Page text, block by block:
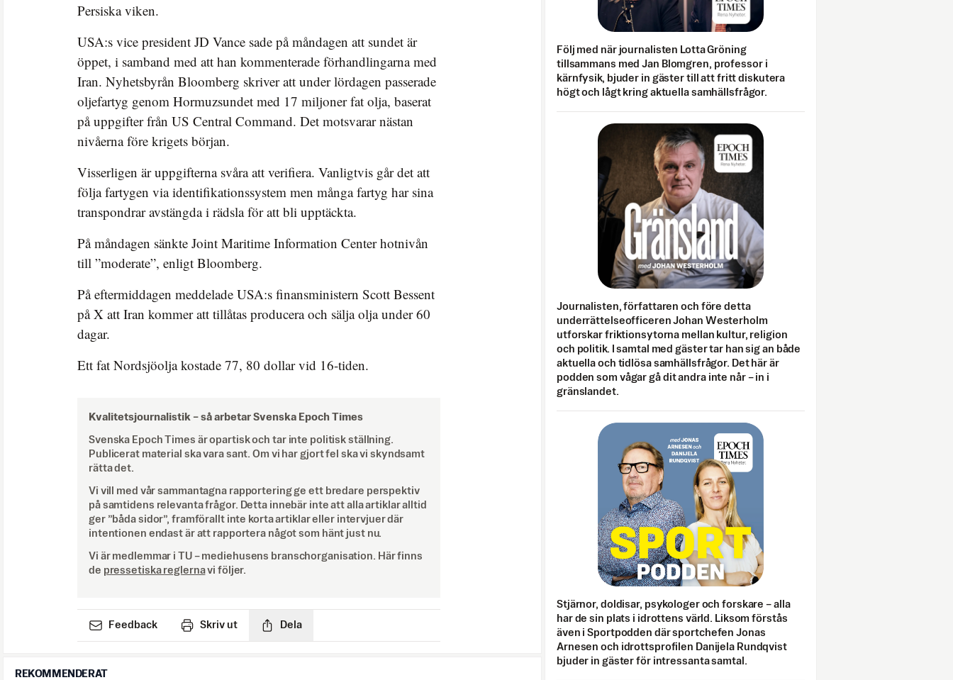
Persiska viken.
USA:s vice president JD Vance sade på måndagen att sundet är
öppet, i samband med att han kommenterade förhandlingarna med
Iran. Nyhetsbyrån Bloomberg skriver att under lördagen passerade
oljefartyg genom Hormuzsundet med 17 miljoner fat olja, baserat
på uppgifter från US Central Command. Det motsvarar nästan
nivåerna före krigets början.
Visserligen är uppgifterna svåra att verifiera. Vanligtvis går det att
följa fartygen via identifikationssystem men många fartyg har sina
transpondrar avstängda i rädsla för att bli upptäckta.
På måndagen sänkte Joint Maritime Information Center hotnivån
till ”moderate”, enligt Bloomberg.
På eftermiddagen meddelade USA:s finansministern Scott Bessent
på X att Iran kommer att tillåtas producera och sälja olja under 60
dagar.
Ett fat Nordsjöolja kostade 77, 80 dollar vid 16-tiden.
Kvalitetsjournalistik – så arbetar Svenska Epoch Times
Svenska Epoch Times är opartisk och tar inte politisk ställning.
Publicerat material ska vara sant. Om vi har gjort fel ska vi skyndsamt
rätta det.
Vi vill med vår sammantagna rapportering ge ett bredare perspektiv
på samtidens relevanta frågor. Detta innebär inte att alla artiklar alltid
ger ”båda sidor”, framförallt inte korta artiklar eller intervjuer där
intentionen endast är att rapportera något som hänt just nu.
Vi är medlemmar i TU – mediehusens branschorganisation. Här finns
de pressetiska reglernavi följer.
Feedback Skriv ut Dela
REKOMMENDERAT
Följ med när journalisten Lotta Gröning
tillsammans med Jan Blomgren, professor i
kärnfysik, bjuder in gäster till att fritt diskutera
högt och lågt kring aktuella samhällsfrågor.
Journalisten, författaren och före detta
underrättelseofficeren Johan Westerholm
utforskar friktionsytorna mellan kultur, religion
och politik. I samtal med gäster tar han sig an både
aktuella och tidlösa samhällsfrågor. Det här är
podden som vågar gå dit andra inte når – in i
gränslandet.
Stjärnor, doldisar, psykologer och forskare – alla
har de sin plats i idrottens värld. Liksom förstås
även i Sportpodden där sportchefen Jonas
Arnesen och idrottsprofilen Danijela Rundqvist
bjuder in gäster för intressanta samtal.